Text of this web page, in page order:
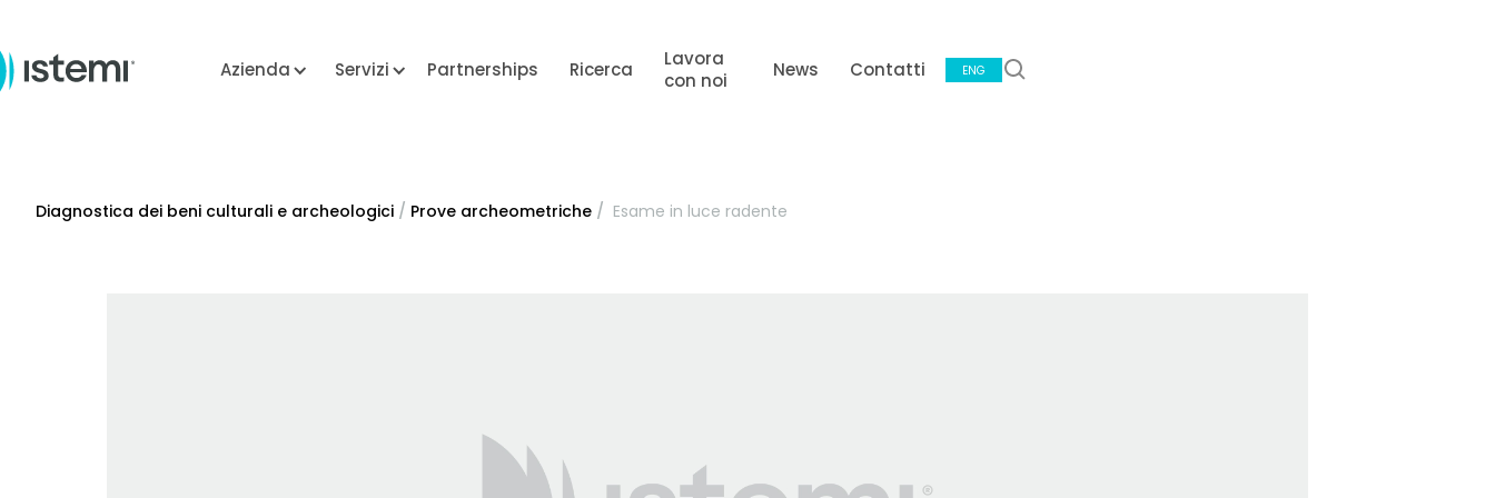
Azienda Servizi Partnerships Ricerca
Lavora
con noi
News Contatti ENG
Diagnostica dei beni culturali e archeologici / Prove archeometriche / Esame in luce radente